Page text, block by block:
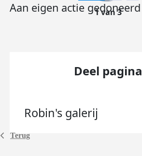
Terug
Aan eigen actie gedoneerd
1 van 3
Deel pagina
Robin's galerij